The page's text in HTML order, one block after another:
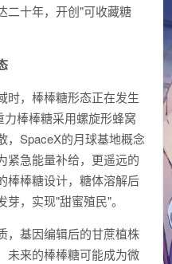
二十年，开创"可收藏糖
时，棒棒糖形态正在发生
棒棒糖采用螺旋形蜂窝
，SpaceX的月球基地概念
紧急能量补给，更遥远的
棒棒糖设计，糖体溶解后
，实现"甜蜜殖民"。
，基因编辑后的甘蔗植株
未来的棒棒糖可能成为微